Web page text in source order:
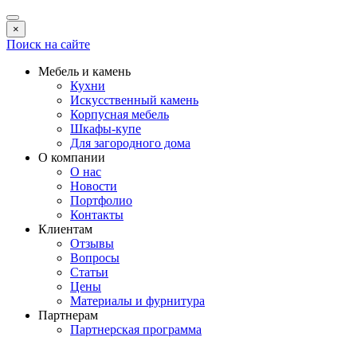
×
Поиск на сайте
Мебель и камень
Кухни
Искусственный камень
Корпусная мебель
Шкафы-купе
Для загородного дома
О компании
О нас
Новости
Портфолио
Контакты
Клиентам
Отзывы
Вопросы
Статьи
Цены
Материалы и фурнитура
Партнерам
Партнерская программа